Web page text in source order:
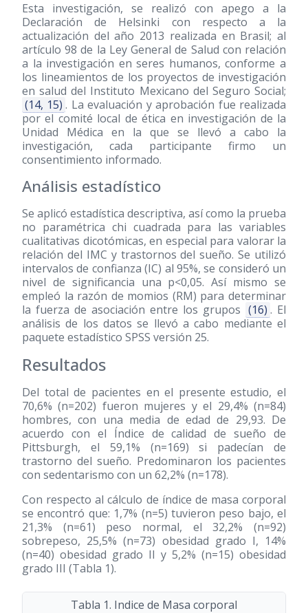
Esta investigación, se realizó con apego a la
Declaración de Helsinki con respecto a la
actualización del año 2013 realizada en Brasil; al
artículo 98 de la Ley General de Salud con relación
a la investigación en seres humanos, conforme a
los lineamientos de los proyectos de investigación
en salud del Instituto Mexicano del Seguro Social;
(14, 15) . La evaluación y aprobación fue realizada
por el comité local de ética en investigación de la
Unidad Médica en la que se llevó a cabo la
investigación, cada participante firmo un
consentimiento informado.
Análisis estadístico
Se aplicó estadística descriptiva, así como la prueba
no paramétrica chi cuadrada para las variables
cualitativas dicotómicas, en especial para valorar la
relación del IMC y trastornos del sueño. Se utilizó
intervalos de confianza (IC) al 95%, se consideró un
nivel de significancia una p<0,05. Así mismo se
empleó la razón de momios (RM) para determinar
la fuerza de asociación entre los grupos (16) . El
análisis de los datos se llevó a cabo mediante el
paquete estadístico SPSS versión 25.
Resultados
Del total de pacientes en el presente estudio, el
70,6% (n=202) fueron mujeres y el 29,4% (n=84)
hombres, con una media de edad de 29,93. De
acuerdo con el Índice de calidad de sueño de
Pittsburgh, el 59,1% (n=169) si padecían de
trastorno del sueño. Predominaron los pacientes
con sedentarismo con un 62,2% (n=178).
Con respecto al cálculo de índice de masa corporal
se encontró que: 1,7% (n=5) tuvieron peso bajo, el
21,3% (n=61) peso normal, el 32,2% (n=92)
sobrepeso, 25,5% (n=73) obesidad grado I, 14%
(n=40) obesidad grado II y 5,2% (n=15) obesidad
grado III (Tabla 1).
Tabla 1. Indice de Masa corporal